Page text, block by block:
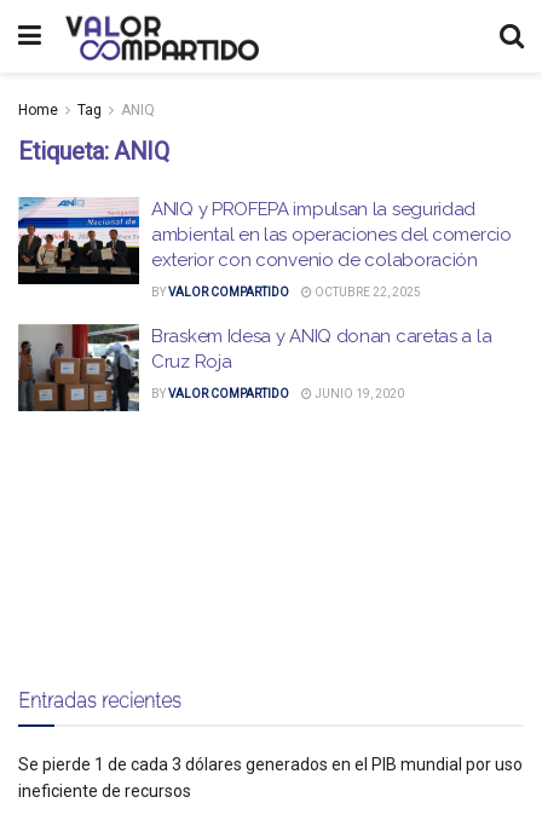
Home Tag ANIQ
Etiqueta:ANIQ
ANIQ y PROFEPA impulsan la seguridad
ambiental en las operaciones del comercio
exterior con convenio de colaboración
BYVALOR COMPARTIDO OCTUBRE 22, 2025
Braskem Idesa y ANIQ donan caretas a la
Cruz Roja
BYVALOR COMPARTIDO JUNIO 19, 2020
Entradas recientes
Se pierde 1 de cada 3 dólares generados en el PIB mundial por uso
ineficiente de recursos